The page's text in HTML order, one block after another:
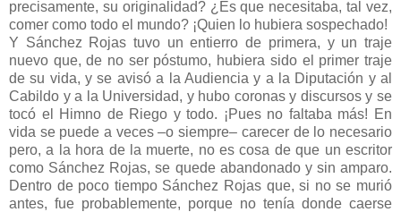
precisamente, su originalidad? ¿Es que necesitaba, tal vez,
comer como todo el mundo? ¡Quien lo hubiera sospechado!
Y Sánchez Rojas tuvo un entierro de primera, y un traje
nuevo que, de no ser póstumo, hubiera sido el primer traje
de su vida, y se avisó a la Audiencia y a la Diputación y al
Cabildo y a la Universidad, y hubo coronas y discursos y se
tocó el Himno de Riego y todo. ¡Pues no faltaba más! En
vida se puede a veces –o siempre– carecer de lo necesario
pero, a la hora de la muerte, no es cosa de que un escritor
como Sánchez Rojas, se quede abandonado y sin amparo.
Dentro de poco tiempo Sánchez Rojas que, si no se murió
antes, fue probablemente, porque no tenía donde caerse